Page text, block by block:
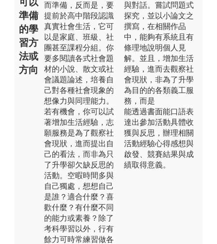
準備
的學
習方
法或
方向
而準備，反而是，要
提前於高中階段認識
真實社會生活，它可
以是家庭、班級、社
團甚至課程分組。你
要多閱讀各式社會題
材的小說、散文或社
會議題論述，培養自
己對各種社會現象的
想像力與同理能力。
若有機會，你可以試
著增加生活經驗，志
願服務是為了觀察社
會現狀，進而提出自
己的看法，而非為只
了升學卻欠缺反思的
活動。空暇時間多與
自己獨處，想想自己
是誰？適合什麼？喜
歡什麼？有什麼不同
的能力或素養？除了
考科學習以外，行有
餘力可時常練習做各
與對話。嘗試問題式
探究，並以小論文之
撰寫，在相關作品
中，能夠有系統且有
條理地說明個人見
解。並且，增加生活
經驗，進而去觀察社
會現狀，非為了升學
為目的的各類義工服
務，而是
能透過書面能口語表
達出參加活動具體收
獲與反思，辦理相關
活動經驗心得感想與
啟發、競賽結果與成
績取得意義。